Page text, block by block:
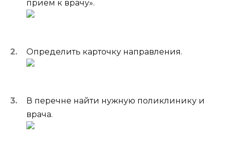
прием к врачу».
Определить карточку направления.
В перечне найти нужную поликлинику и
врача.